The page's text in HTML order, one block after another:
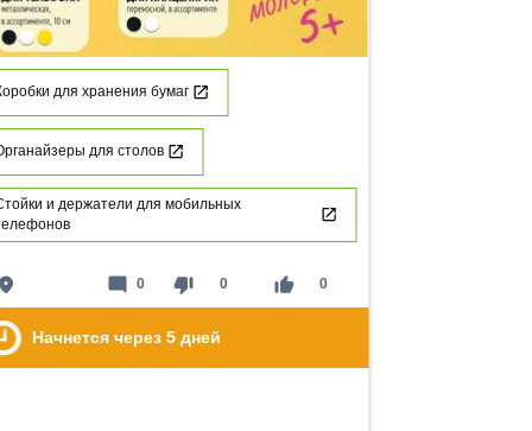
для хранения бумаг
для столов
и держатели для мобильных
place thumb_down 0 thumb_up 0
mode_comment 0
Начнется через 5 дней